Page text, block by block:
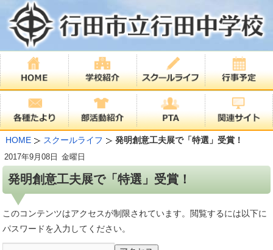
HOME スクールライフ 発明創意工夫展で「特選」受賞！
発明創意工夫展で「特選」受賞！
2017年9月08日 金曜日
このコンテンツはアクセスが制限されています。閲覧するには以下に
パスワードを入力してください。